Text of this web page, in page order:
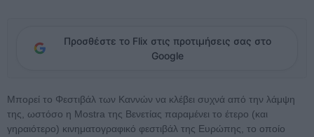
Προσθέστε το Flix στις προτιμήσεις σας στο
Google
Μπορεί το Φεστιβάλ των Καννών να κλέβει συχνά από την λάμψη
της, ωστόσο η Mostra της Βενετίας παραμένει το έτερο (και
γηραιότερο) κινηματογραφικό φεστιβάλ της Ευρώπης, το οποίο